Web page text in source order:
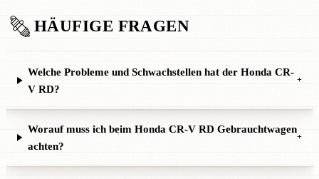
HÄUFIGE FRAGEN
Welche Probleme und Schwachstellen hat der Honda CR-
V RD?
+
Worauf muss ich beim Honda CR-V RD Gebrauchtwagen
achten?
+